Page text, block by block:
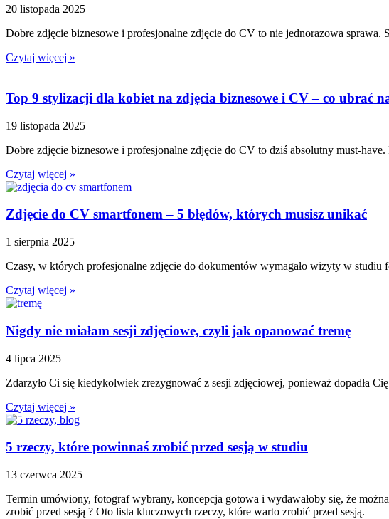
20 listopada 2025
Dobre zdjęcie biznesowe i profesjonalne zdjęcie do CV to nie jednorazowa
Czytaj więcej »
Top 9 stylizacji dla kobiet na zdjęcia biznesowe i CV – co ubrać
19 listopada 2025
Dobre zdjęcie biznesowe i profesjonalne zdjęcie do CV to dziś absolutny must-
Czytaj więcej »
Zdjęcie do CV smartfonem – 5 błędów, których musisz unikać
1 sierpnia 2025
Czasy, w których profesjonalne zdjęcie do dokumentów wymagało wizyty w
Czytaj więcej »
Nigdy nie miałam sesji zdjęciowe, czyli jak opanować tremę
4 lipca 2025
Zdarzyło Ci się kiedykolwiek zrezygnować z sesji zdjęciowej, ponieważ dopadła
Czytaj więcej »
5 rzeczy, które powinnaś zrobić przed sesją w studiu
13 czerwca 2025
Termin umówiony, fotograf wybrany, koncepcja gotowa i wydawałoby się, że
zrobić przed sesją ? Oto lista kluczowych rzeczy, które warto zrobić przed sesją.